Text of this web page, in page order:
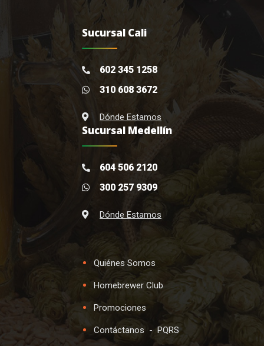
Sucursal Cali
602 345 1258
310 608 3672
Dónde Estamos
Sucursal Medellín
604 506 2120
300 257 9309
Dónde Estamos
Quiénes Somos
Homebrewer Club
Promociones
Contáctanos - PQRS